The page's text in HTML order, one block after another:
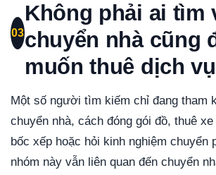
03
Không phải ai tìm
chuyển nhà cũng
muốn thuê dịch vụ
Một số người tìm kiếm chỉ đang tham
chuyển nhà, cách đóng gói đồ, thuê
bốc xếp hoặc hỏi kinh nghiệm chuyển
nhóm này vẫn liên quan đến chuyển